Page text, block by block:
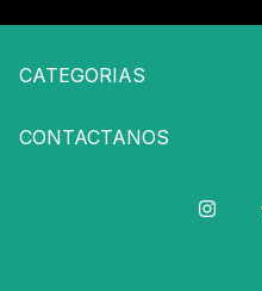
CATEGORIAS
CONTACTANOS